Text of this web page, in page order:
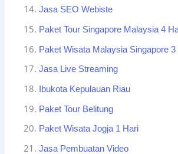
Jasa SEO Webiste
Paket Tour Singapore Malaysia 4
Paket Wisata Malaysia Singapore
Jasa Live Streaming
Ibukota Kepulauan Riau
Paket Tour Belitung
Paket Wisata Jogja 1 Hari
Jasa Pembuatan Video